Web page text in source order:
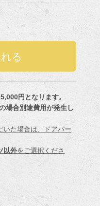
円となります。
場合別途費用が発生し
いた場合は、ドアパー
以外をご選択くださ